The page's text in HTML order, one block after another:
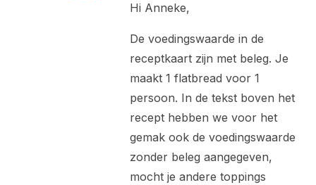
Hi Anneke,
De voedingswaarde in de
receptkaart zijn met beleg. Je
maakt 1 flatbread voor 1
persoon. In de tekst boven het
recept hebben we voor het
gemak ook de voedingswaarde
zonder beleg aangegeven,
mocht je andere toppings